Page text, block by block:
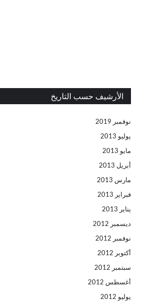
الأرشيف حسب التاريخ
نوفمبر 2019
يوليو 2013
مايو 2013
أبريل 2013
مارس 2013
فبراير 2013
يناير 2013
ديسمبر 2012
نوفمبر 2012
أكتوبر 2012
سبتمبر 2012
أغسطس 2012
يوليو 2012